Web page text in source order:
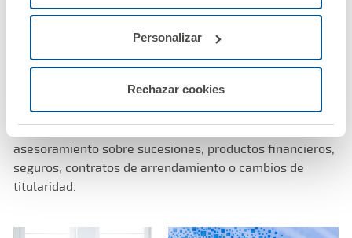
Personalizar
Rechazar cookies
Además, ofrece asistencia en viajes al extranjero,
incluida repatriación, y atención psicológica para
familiares ante fallecimientos traumáticos. Asimismo,
incluye servicios de asistencia jurídica derivados del
fallecimiento. Entre ellos, la obtención o tramitación de
documentación administrativa y certificados, la
tramitación de pensiones y la orientación y
asesoramiento sobre sucesiones, productos financieros,
seguros, contratos de arrendamiento o cambios de
titularidad.